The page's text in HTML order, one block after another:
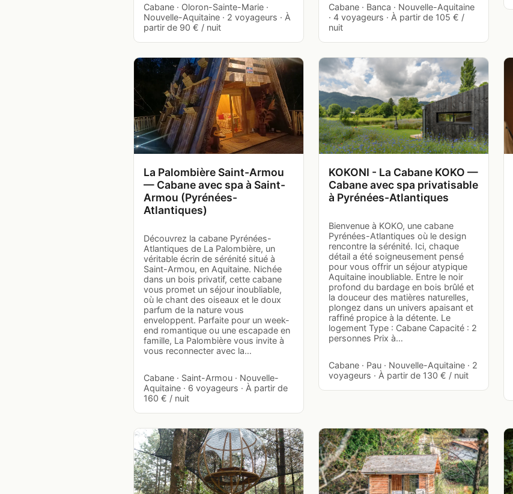
Cabane · Oloron-Sainte-Marie ·
Nouvelle-Aquitaine · 2 voyageurs · À
partir de 90 € / nuit
Cabane · Banca · Nouvelle-Aquitaine
· 4 voyageurs · À partir de 105 € /
nuit
La Palombière Saint-Armou
— Cabane avec spa à Saint-
Armou (Pyrénées-
Atlantiques)
Découvrez la cabane Pyrénées-
Atlantiques de La Palombière, un
véritable écrin de sérénité situé à
Saint-Armou, en Aquitaine. Nichée
dans un bois privatif, cette cabane
vous promet un séjour inoubliable,
où le chant des oiseaux et le doux
parfum de la nature vous
enveloppent. Parfaite pour un week-
end romantique ou une escapade en
famille, La Palombière vous invite à
vous reconnecter avec la…
Cabane · Saint-Armou · Nouvelle-
Aquitaine · 6 voyageurs · À partir de
160 € / nuit
KOKONI - La Cabane KOKO —
Cabane avec spa privatisable
à Pyrénées-Atlantiques
Bienvenue à KOKO, une cabane
Pyrénées-Atlantiques où le design
rencontre la sérénité. Ici, chaque
détail a été soigneusement pensé
pour vous offrir un séjour atypique
Aquitaine inoubliable. Entre le noir
profond du bardage en bois brûlé et
la douceur des matières naturelles,
plongez dans un univers apaisant et
raffiné propice à la détente. Le
logement Type : Cabane Capacité : 2
personnes Prix à…
Cabane · Pau · Nouvelle-Aquitaine · 2
voyageurs · À partir de 130 € / nuit